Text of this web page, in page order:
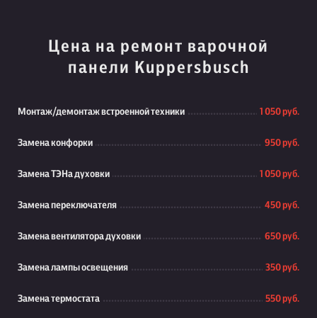
Цена на ремонт варочной
панели Kuppersbusch
Монтаж/демонтаж встроенной техники 1 050 руб.
Замена конфорки 950 руб.
Замена ТЭНа духовки 1 050 руб.
Замена переключателя 450 руб.
Замена вентилятора духовки 650 руб.
Замена лампы освещения 350 руб.
Замена термостата 550 руб.